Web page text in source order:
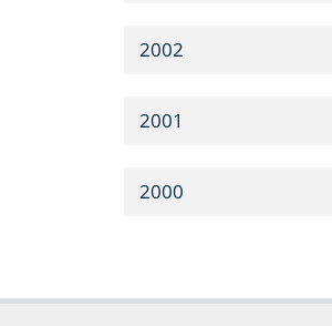
2002
2001
2000